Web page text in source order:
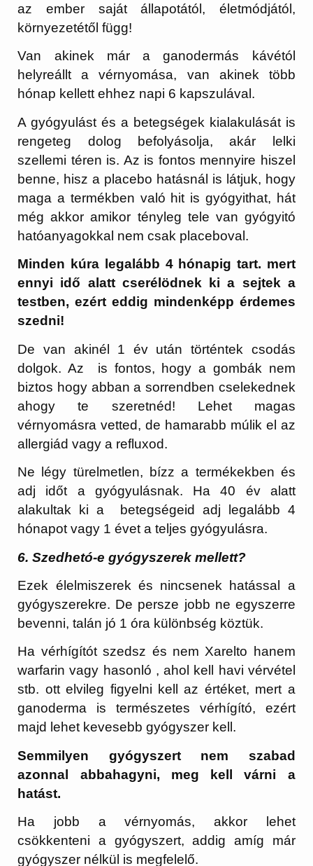
az ember saját állapotától, életmódjától,
környezetétől függ!
Van akinek már a ganodermás kávétól
helyreállt a vérnyomása, van akinek több
hónap kellett ehhez napi 6 kapszulával.
A gyógyulást és a betegségek kialakulását is
rengeteg dolog befolyásolja, akár lelki
szellemi téren is. Az is fontos mennyire hiszel
benne, hisz a placebo hatásnál is látjuk, hogy
maga a termékben való hit is gyógyithat, hát
még akkor amikor tényleg tele van gyógyitó
hatóanyagokkal nem csak placeboval.
Minden kúra legalább 4 hónapig tart. mert
ennyi idő alatt cserélödnek ki a sejtek a
testben, ezért eddig mindenképp érdemes
szedni!
De van akinél 1 év után történtek csodás
dolgok. Az is fontos, hogy a gombák nem
biztos hogy abban a sorrendben cselekednek
ahogy te szeretnéd! Lehet magas
vérnyomásra vetted, de hamarabb múlik el az
allergiád vagy a refluxod.
Ne légy türelmetlen, bízz a termékekben és
adj időt a gyógyulásnak. Ha 40 év alatt
alakultak ki a betegségeid adj legalább 4
hónapot vagy 1 évet a teljes gyógyulásra.
6. Szedhetó-e gyógyszerek mellett?
Ezek élelmiszerek és nincsenek hatással a
gyógyszerekre. De persze jobb ne egyszerre
bevenni, talán jó 1 óra különbség köztük.
Ha vérhígítót szedsz és nem Xarelto hanem
warfarin vagy hasonló , ahol kell havi vérvétel
stb. ott elvileg figyelni kell az értéket, mert a
ganoderma is természetes vérhígító, ezért
majd lehet kevesebb gyógyszer kell.
Semmilyen gyógyszert nem szabad
azonnal abbahagyni, meg kell várni a
hatást.
Ha jobb a vérnyomás, akkor lehet
csökkenteni a gyógyszert, addig amíg már
gyógyszer nélkül is megfelelő.